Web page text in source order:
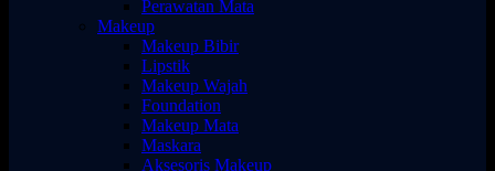
Perawatan Mata
Makeup
Makeup Bibir
Lipstik
Makeup Wajah
Foundation
Makeup Mata
Maskara
Aksesoris Makeup